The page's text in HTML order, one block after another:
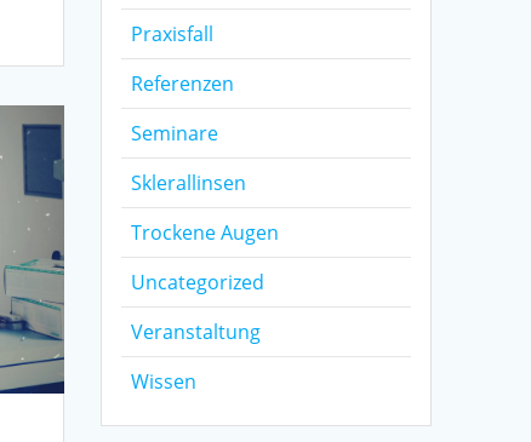
Praxisfall
Referenzen
Seminare
Sklerallinsen
Trockene Augen
Uncategorized
Veranstaltung
Wissen